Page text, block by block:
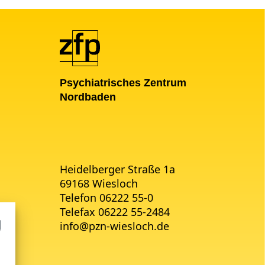
Psychiatrisches Zentrum
Nordbaden
Heidelberger Straße 1a
69168 Wiesloch
Telefon 06222 55-0
Telefax 06222 55-2484
info@pzn-wiesloch.de